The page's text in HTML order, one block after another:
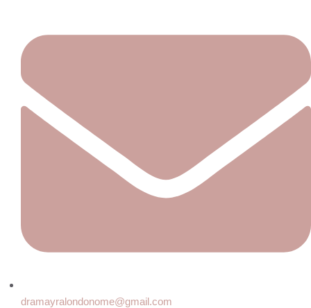
dramayralondonome@gmail.com